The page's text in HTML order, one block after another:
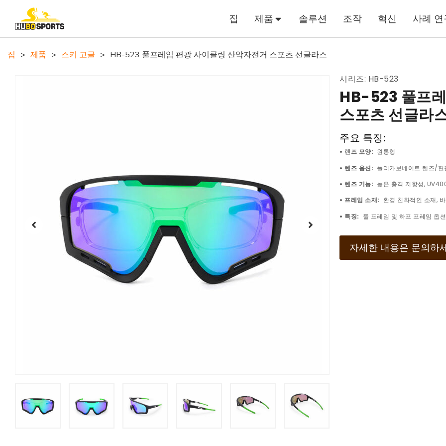
집 제품 솔루션 조작 혁신 사례 연
집 > 제품 > 스키 고글 > HB-523 풀프레임 편광 사이클링 산악자전거 스포츠 선글라스
시리즈: HB-523
HB-523 풀프
스포츠 선글라
주요 특징:
• 렌즈 모양: 원통형
• 렌즈 옵션: 폴리카보네이트 렌즈/
• 렌즈 기능: 높은 충격 저항성,
• 프레임 소재: 환경 친화적인 소재,
• 특징: 풀 프레임 및 하프 프레임 옵션
자세한 내용은 문의하